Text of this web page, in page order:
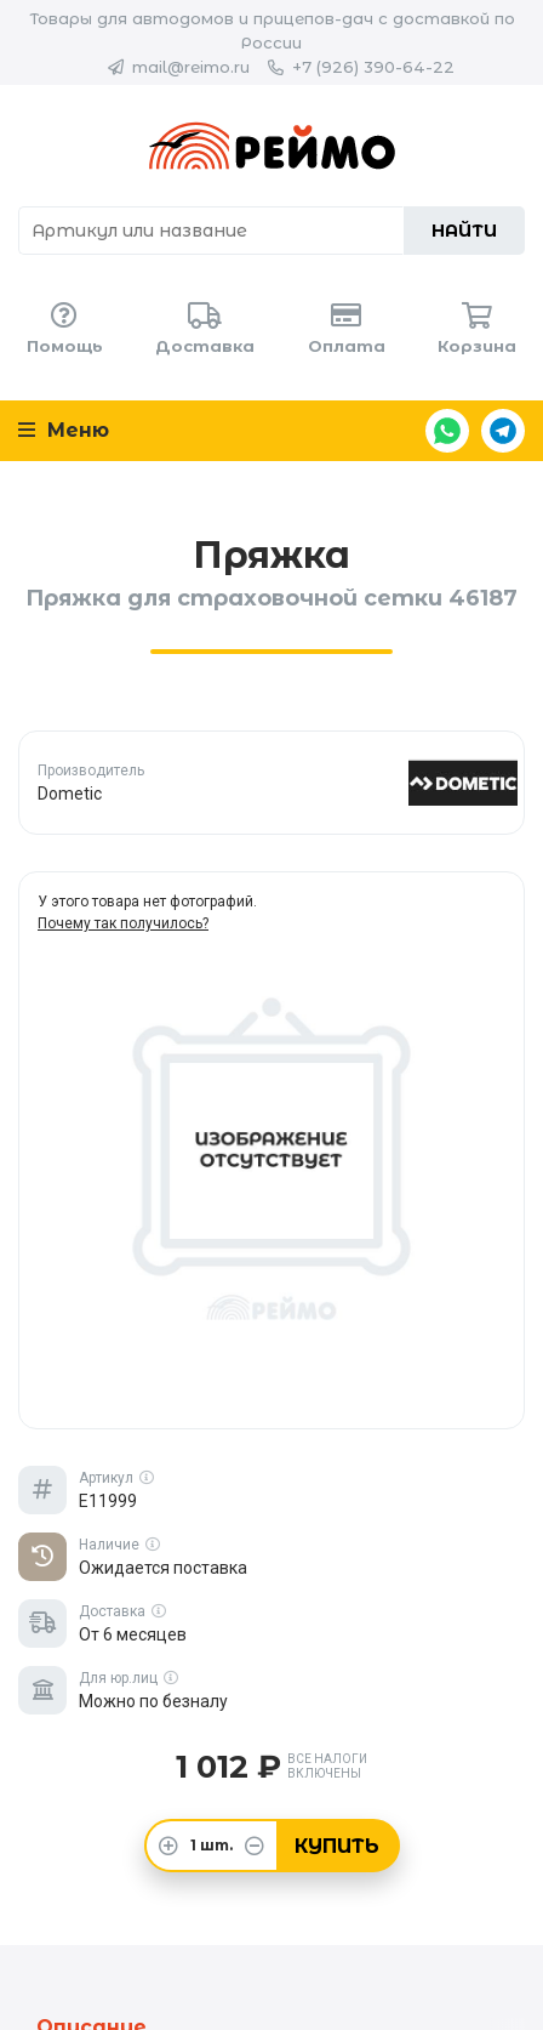
Товары для автодомов и прицепов-дач с доставкой по
России
mail@reimo.ru
+7 (926) 390-64-22
НАЙТИ
Помощь Доставка Оплата Корзина
Меню
Пряжка
Пряжка для страховочной сетки 46187
Производитель
Dometic
У этого товара нет фотографий.
Почему так получилось?
Артикул
E11999
Наличие
Ожидается поставка
Доставка
От 6 месяцев
Для юр.лиц
Можно по безналу
1 012 ₽
ВСЕ НАЛОГИ
ВКЛЮЧЕНЫ
1 шт. КУПИТЬ